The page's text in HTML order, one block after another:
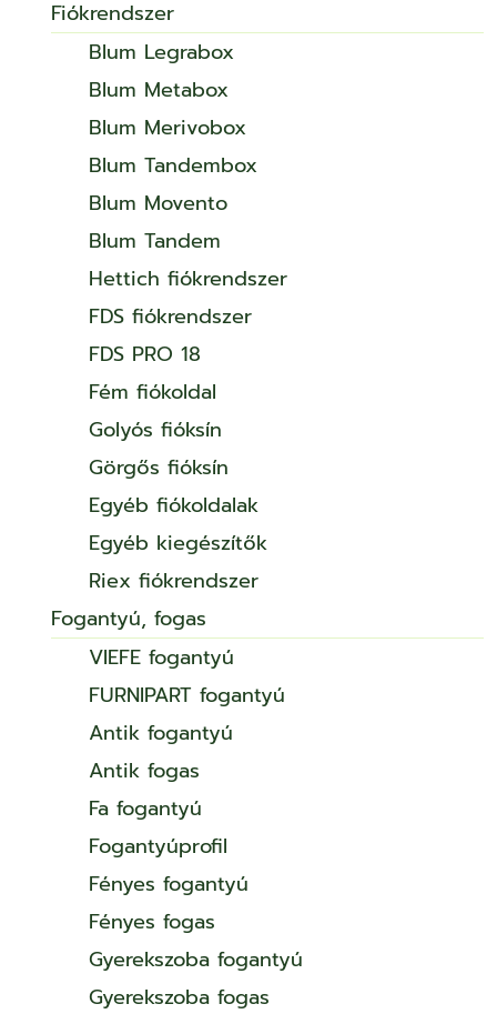
Fiókrendszer
Blum Legrabox
Blum Metabox
Blum Merivobox
Blum Tandembox
Blum Movento
Blum Tandem
Hettich fiókrendszer
FDS fiókrendszer
FDS PRO 18
Fém fiókoldal
Golyós fióksín
Görgős fióksín
Egyéb fiókoldalak
Egyéb kiegészítők
Riex fiókrendszer
Fogantyú, fogas
VIEFE fogantyú
FURNIPART fogantyú
Antik fogantyú
Antik fogas
Fa fogantyú
Fogantyúprofil
Fényes fogantyú
Fényes fogas
Gyerekszoba fogantyú
Gyerekszoba fogas